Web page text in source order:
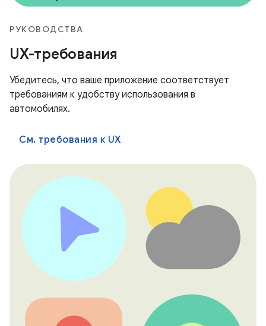
РУКОВОДСТВА
UX-требования
Убедитесь, что ваше приложение соответствует
требованиям к удобству использования в
автомобилях.
См. требования к UX